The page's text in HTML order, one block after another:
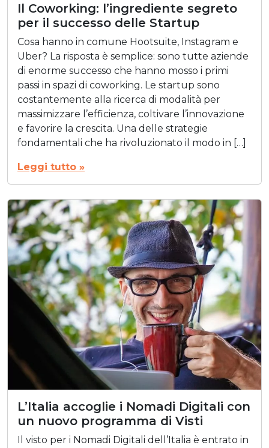
Il Coworking: l’ingrediente segreto
per il successo delle Startup
Cosa hanno in comune Hootsuite, Instagram e
Uber? La risposta è semplice: sono tutte aziende
di enorme successo che hanno mosso i primi
passi in spazi di coworking. Le startup sono
costantemente alla ricerca di modalità per
massimizzare l’efficienza, coltivare l’innovazione
e favorire la crescita. Una delle strategie
fondamentali che ha rivoluzionato il modo in […]
Leggi tutto »
L’Italia accoglie i Nomadi Digitali con
un nuovo programma di Visti
Il visto per i Nomadi Digitali dell’Italia è entrato in